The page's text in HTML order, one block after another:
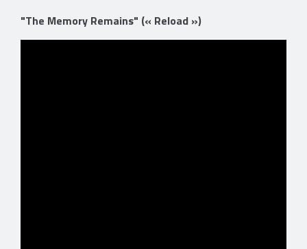
"The Memory Remains" (« Reload »)